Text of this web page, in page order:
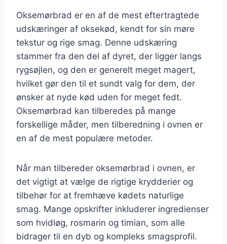
Oksemørbrad er en af de mest eftertragtede
udskæringer af oksekød, kendt for sin møre
tekstur og rige smag. Denne udskæring
stammer fra den del af dyret, der ligger langs
rygsøjlen, og den er generelt meget magert,
hvilket gør den til et sundt valg for dem, der
ønsker at nyde kød uden for meget fedt.
Oksemørbrad kan tilberedes på mange
forskellige måder, men tilberedning i ovnen er
en af de mest populære metoder.
Når man tilbereder oksemørbrad i ovnen, er
det vigtigt at vælge de rigtige krydderier og
tilbehør for at fremhæve kødets naturlige
smag. Mange opskrifter inkluderer ingredienser
som hvidløg, rosmarin og timian, som alle
bidrager til en dyb og kompleks smagsprofil.